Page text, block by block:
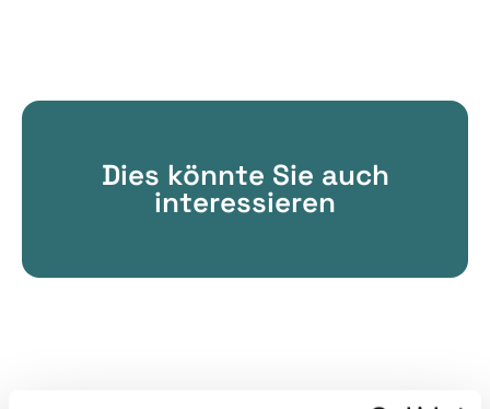
Dies könnte Sie auch
interessieren